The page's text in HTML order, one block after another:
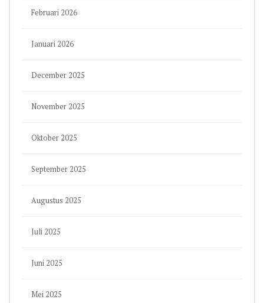
Februari 2026
Januari 2026
December 2025
November 2025
Oktober 2025
September 2025
Augustus 2025
Juli 2025
Juni 2025
Mei 2025